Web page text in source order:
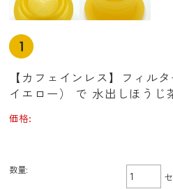
【カフェインレス】フィル
イエロー） で 水出しほうじ
価格:
数量: